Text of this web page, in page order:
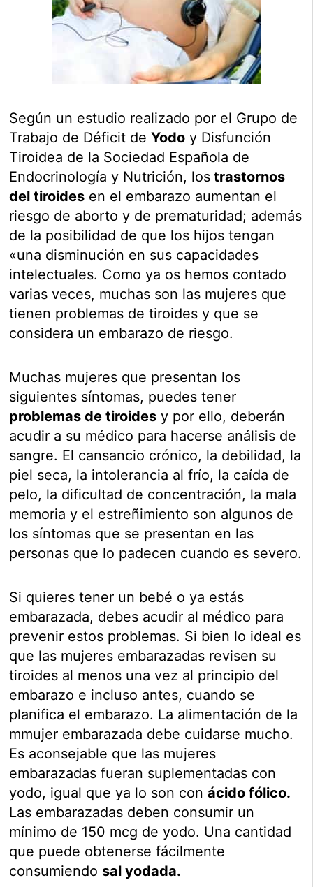
Según un estudio realizado por el Grupo de
Trabajo de Déficit deYodo y Disfunción
Tiroidea de la Sociedad Española de
Endocrinología y Nutrición, los trastornos
del tiroides en el embarazo aumentan el
riesgo de aborto y de prematuridad; además
de la posibilidad de que los hijos tengan
«una disminución en sus capacidades
intelectuales. Como ya os hemos contado
varias veces, muchas son las mujeres que
tienen problemas de tiroides y que se
considera un embarazo de riesgo.
Muchas mujeres que presentan los
siguientes síntomas, puedes tener
problemas de tiroides y por ello, deberán
acudir a su médico para hacerse análisis de
sangre. El cansancio crónico, la debilidad, la
piel seca, la intolerancia al frío, la caída de
pelo, la dificultad de concentración, la mala
memoria y el estreñimiento son algunos de
los síntomas que se presentan en las
personas que lo padecen cuando es severo.
Si quieres tener un bebé o ya estás
embarazada, debes acudir al médico para
prevenir estos problemas. Si bien lo ideal es
que las mujeres embarazadas revisen su
tiroides al menos una vez al principio del
embarazo e incluso antes, cuando se
planifica el embarazo. La alimentación de la
mmujer embarazada debe cuidarse mucho.
Es aconsejable que las mujeres
embarazadas fueran suplementadas con
yodo, igual que ya lo son conácido fólico.
Las embarazadas deben consumir un
mínimo de 150 mcg de yodo. Una cantidad
que puede obtenerse fácilmente
consumiendo sal yodada.